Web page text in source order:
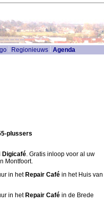
Regionieuws Agenda
plussers
Digicafé. Gratis inloop voor al uw
Montfoort.
in hetRepair Caféin het Huis van
in hetRepair Café in de Brede